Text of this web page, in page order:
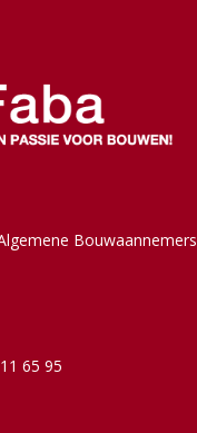
Bouwaannemers
65 95